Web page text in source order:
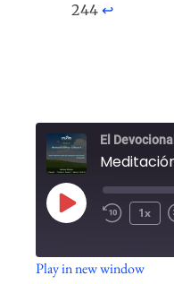
244 ↩︎
El Devocional
1x
Play in new window